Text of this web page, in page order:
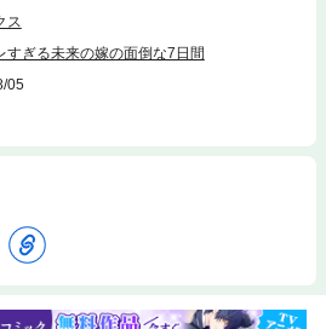
ス
すぎる未来の嫁の面倒な7日間
05